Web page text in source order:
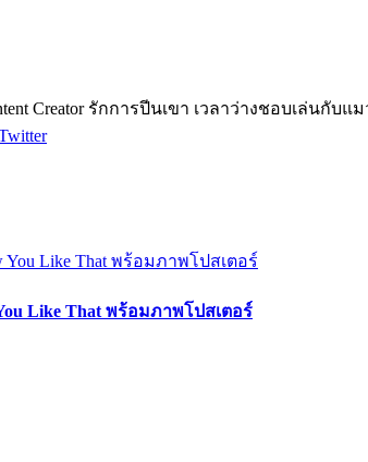
Creator รักการปีนเขา เวลาว่างชอบเล่นกับ
Like That พร้อมภาพโปสเตอร์